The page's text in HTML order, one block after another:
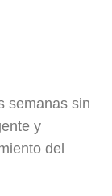
semanas sin
y
del